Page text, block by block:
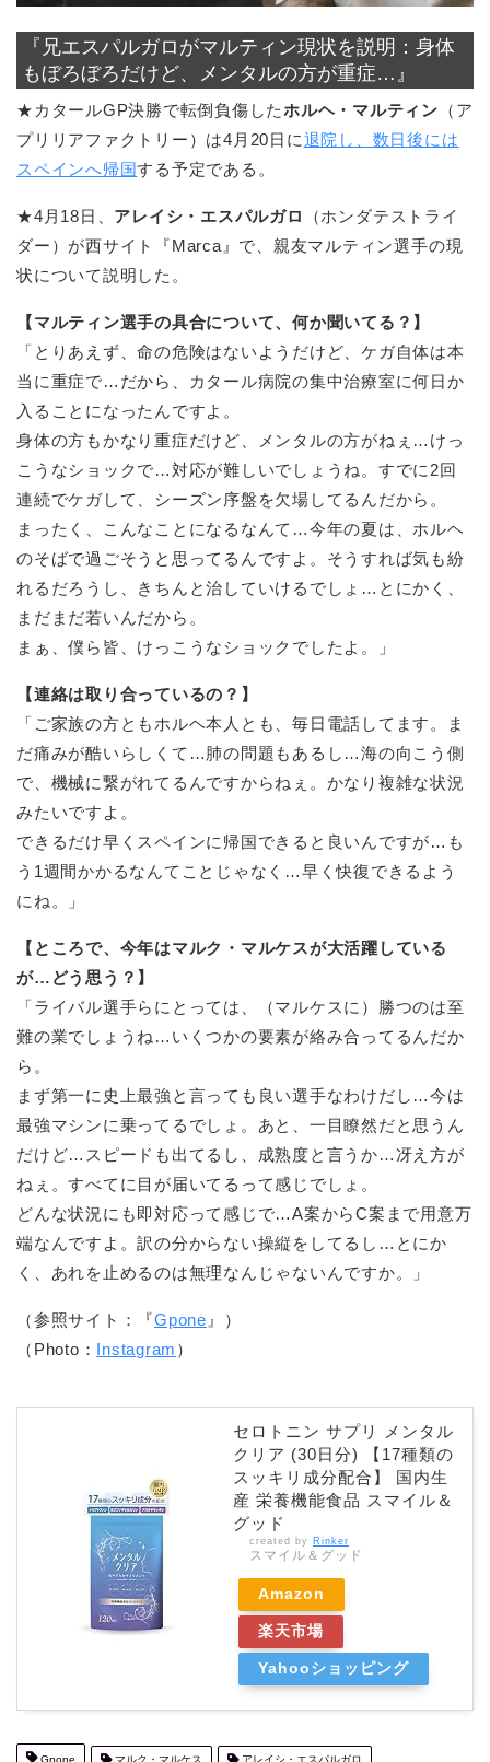
『兄エスパルガロがマルティン現状を説明：身体
もぼろぼろだけど、メンタルの方が重症…』
★カタールGP決勝で転倒負傷したホルヘ・マルティン （ア
プリリアファクトリー）は4月20日に退院し、数日後には
スペインへ帰国する予定である。
★4月18日、 アレイシ・エスパルガロ
（ホンダテストライ
ダー）が西サイト『Marca』で、親友マルティン選手の現
状について説明した。
【マルティン選手の具合について、何か聞いてる？】
「とりあえず、命の危険はないようだけど、ケガ自体は本
当に重症で…だから、カタール病院の集中治療室に何日か
入ることになったんですよ。
身体の方もかなり重症だけど、メンタルの方がねぇ…けっ
こうなショックで…対応が難しいでしょうね。すでに2回
連続でケガして、シーズン序盤を欠場してるんだから。
まったく、こんなことになるなんて…今年の夏は、ホルヘ
のそばで過ごそうと思ってるんですよ。そうすれば気も紛
れるだろうし、きちんと治していけるでしょ…とにかく、
まだまだ若いんだから。
まぁ、僕ら皆、けっこうなショックでしたよ。」
【連絡は取り合っているの？】
「ご家族の方ともホルヘ本人とも、毎日電話してます。ま
だ痛みが酷いらしくて…肺の問題もあるし…海の向こう側
で、機械に繋がれてるんですからねぇ。かなり複雑な状況
みたいですよ。
できるだけ早くスペインに帰国できると良いんですが…も
う1週間かかるなんてことじゃなく…早く快復できるよう
にね。」
【ところで、今年はマルク・マルケスが大活躍している
が…どう思う？】
「ライバル選手らにとっては、（マルケスに）勝つのは至
難の業でしょうね…いくつかの要素が絡み合ってるんだか
ら。
まず第一に史上最強と言っても良い選手なわけだし…今は
最強マシンに乗ってるでしょ。あと、一目瞭然だと思うん
だけど…スピードも出てるし、成熟度と言うか…冴え方が
ねぇ。すべてに目が届いてるって感じでしょ。
どんな状況にも即対応って感じで…A案からC案まで用意万
端なんですよ。訳の分からない操縦をしてるし…とにか
く、あれを止めるのは無理なんじゃないんですか。」
（参照サイト：『Gpone 』）
（Photo： Instagram ）
セロトニン サプリ メンタル
クリア (30日分) 【17種類の
スッキリ成分配合】 国内生
産 栄養機能食品 ​スマイル＆
グッド
created by Rinker
スマイル＆グッド
Amazon
楽天市場
Yahooショッピング
Gpone マルク・マルケス アレイシ・エスパルガロ